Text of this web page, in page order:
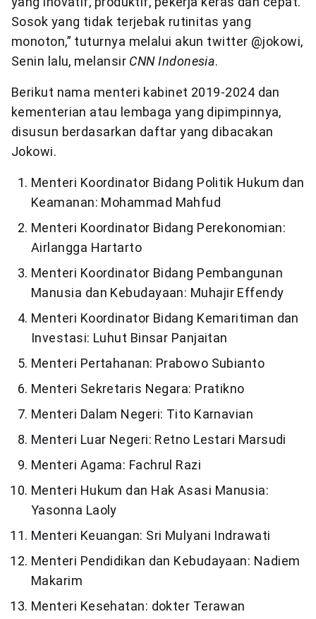
Sosok yang tidak terjebak rutinitas yang
monoton,” tuturnya melalui akun twitter @jokowi,
Senin lalu, melansir CNN Indonesia.
Berikut nama menteri kabinet 2019-2024 dan
kementerian atau lembaga yang dipimpinnya,
disusun berdasarkan daftar yang dibacakan
Jokowi.
Menteri Koordinator Bidang Politik Hukum dan
Keamanan: Mohammad Mahfud
Menteri Koordinator Bidang Perekonomian:
Airlangga Hartarto
Menteri Koordinator Bidang Pembangunan
Manusia dan Kebudayaan: Muhajir Effendy
Menteri Koordinator Bidang Kemaritiman dan
Investasi: Luhut Binsar Panjaitan
Menteri Pertahanan: Prabowo Subianto
Menteri Sekretaris Negara: Pratikno
Menteri Dalam Negeri: Tito Karnavian
Menteri Luar Negeri: Retno Lestari Marsudi
Menteri Agama: Fachrul Razi
Menteri Hukum dan Hak Asasi Manusia:
Yasonna Laoly
Menteri Keuangan: Sri Mulyani Indrawati
Menteri Pendidikan dan Kebudayaan: Nadiem
Makarim
Menteri Kesehatan: dokter Terawan